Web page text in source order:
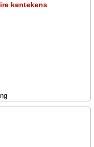
kentekens